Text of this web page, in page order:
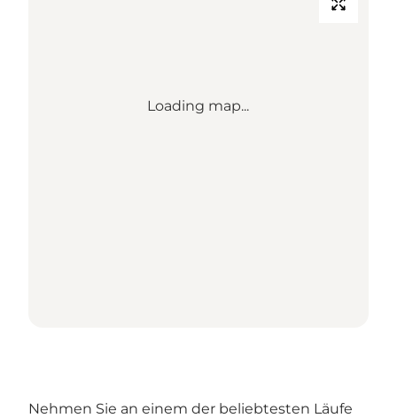
Loading map...
Nehmen Sie an einem der beliebtesten Läufe